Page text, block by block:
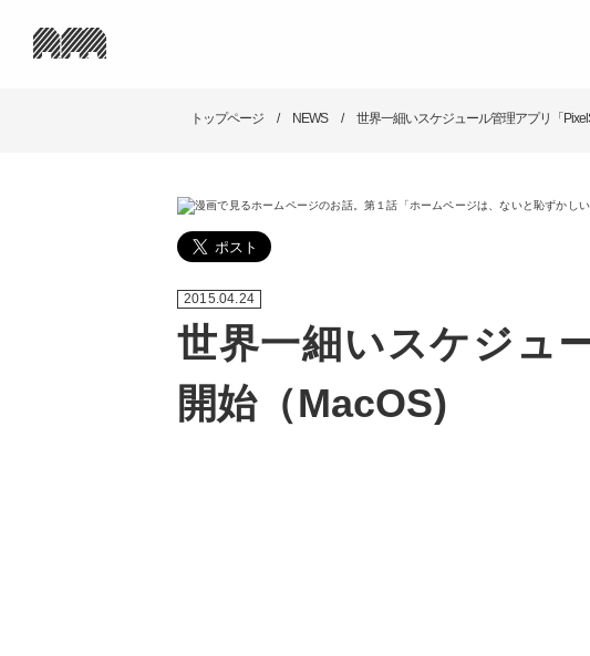
トップページ NEWS 世界一細いスケジュール管理アプリ「
2015.04.24
世界一細いスケジュ
開始（MacOS)